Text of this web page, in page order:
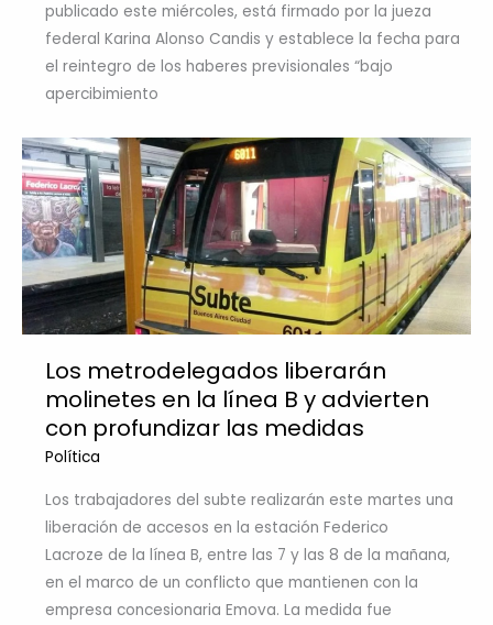
publicado este miércoles, está firmado por la jueza
federal Karina Alonso Candis y establece la fecha para
el reintegro de los haberes previsionales “bajo
apercibimiento
Los metrodelegados liberarán
molinetes en la línea B y advierten
con profundizar las medidas
Política
Los trabajadores del subte realizarán este martes una
liberación de accesos en la estación Federico
Lacroze de la línea B, entre las 7 y las 8 de la mañana,
en el marco de un conflicto que mantienen con la
empresa concesionaria Emova. La medida fue